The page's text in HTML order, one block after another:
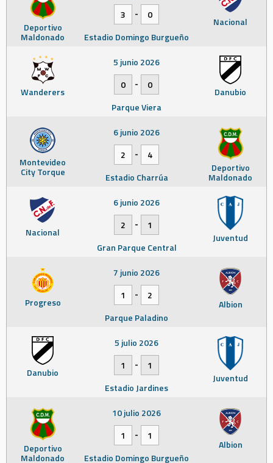
Deportivo
Maldonado
Nacional
3
-
0
Estadio Domingo Burgueño
Wanderers Danubio
5 junio 2026
0
-
0
Parque Viera
Montevideo
City Torque Deportivo
Maldonado
6 junio 2026
2
-
4
Estadio Charrúa
Nacional Juventud
6 junio 2026
2
-
1
Gran Parque Central
Progreso Albion
7 junio 2026
1
-
2
Parque Paladino
Danubio Juventud
5 julio 2026
1
-
1
Estadio Jardines
Deportivo
Maldonado
Albion
10 julio 2026
1
-
1
Estadio Domingo Burgueño